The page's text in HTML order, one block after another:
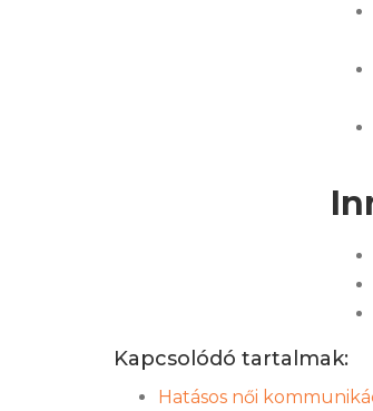
Kapcsolódó tartalmak:
Hatásos női